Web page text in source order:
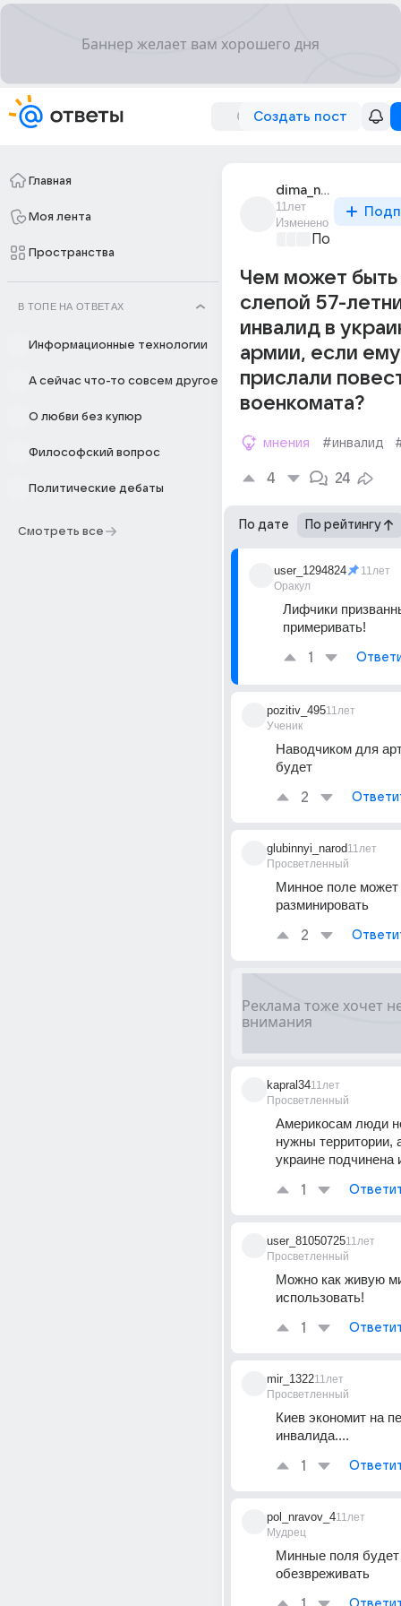
Создать пост
Главная
Моя лента
Пространства
В ТОПЕ НА ОТВЕТАХ
Информационные технологии
А сейчас что-то совсем другое
О любви без купюр
Философский вопрос
Политические дебаты
Смотреть все
dima_nedelka_1
11лет
Изменено
Чем может быть
слепой 57-
инвалид в
армии, если ему
прислали
военкомата?
мнения #инвалид
4 24
По дате По рейтингу
user_1294824
Оракул
11лет
Лифчики
примеривать!
1
pozitiv_495
Ученик
11лет
Наводчиком для
будет
2
glubinnyi_narod
Просветленный
11лет
Минное поле может
разминировать
2
kapral34
Просветленный
11лет
Америкосам люди
нужны территории,
украине подчинена
1
user_81050725
Просветленный
11лет
Можно как живую
использовать!
1
mir_1322
Просветленный
11лет
Киев экономит на
инвалида....
1
pol_nravov_4
Мудрец
11лет
Минные поля будет
обезвреживать